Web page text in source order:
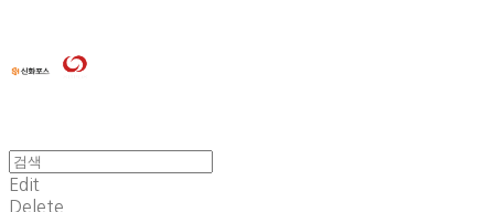
Edit
Delete